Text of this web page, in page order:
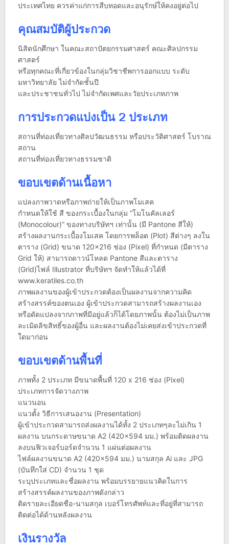
ประเทศไทย ควรค่าแก่การสืบทอดและอนุรักษ์ให้คงอยู่ต่อไป
คุณสมบัติผู้ประกวด
นิสิตนักศึกษา ในคณะสถาปัตยกรรมศาสตร์ คณะศิลปกรรม
ศาสตร์
หรือทุกคณะที่เกี่ยวข้องในกลุ่มวิชาชีพการออกแบบ ระดับ
มหาวิทยาลัย ไม่จำกัดชั้นปี
และประชาชนทั่วไป ไม่จำกัดเพศและวัยประเภทภาพ
การประกวดแบ่งเป็น 2 ประเภท
สถานที่ท่องเที่ยวทางศิลปวัฒนธรรม หรือประวัติศาสตร์ โบราณ
สถาน
สถานที่ท่องเที่ยวทางธรรมชาติ
ขอบเขตด้านเนื้อหา
แปลงภาพวาดหรือภาพถ่ายให้เป็นภาพโมเสค
กำหนดให้ใช้ สี ของกระเบื้องในกลุ่ม “โมโนคัลเลอร์
(Monocolour)” ของทางบริษัทฯ เท่านั้น (มี Pantone สีให้)
สร้างผลงานกระเบื้องโมเสค โดยการพล็อต (Plot) สีต่างๆ ลงใน
ตาราง (Grid) ขนาด 120×216 ช่อง (Pixel) ที่กำหนด (มีตาราง
Grid ให้) สามารถดาวน์โหลด Pantone สีและตาราง
(Grid)ไฟล์ Illustrator ที่บริษัทฯ จัดทำให้แล้วได้ที่
www.keratiles.co.th
ภาพผลงานของผู้เข้าประกวดต้องเป็นผลงานจากความคิด
สร้างสรรค์ของตนเอง ผู้เข้าประกวดสามารถสร้างผลงานเอง
หรือดัดแปลงจากภาพที่มีอยู่แล้วก็ได้โดยภาพนั้น ต้องไม่เป็นภาพ
ละเมิดลิขสิทธิ์ของผู้อื่น และผลงานต้องไม่เคยส่งเข้าประกวดที่
ใดมาก่อน
ขอบเขตด้านพื้นที่
ภาพทั้ง 2 ประเภท มีขนาดพื้นที่ 120 x 216 ช่อง (Pixel)
ประเภทการจัดวางภาพ
แนวนอน
แนวตั้ง วิธีการเสนองาน (Presentation)
ผู้เข้าประกวดสามารถส่งผลงานได้ทั้ง 2 ประเภทๆละไม่เกิน 1
ผลงาน บนกระดาษขนาด A2 (420×594 มม.) พร้อมติดผลงาน
ลงบนฟิวเจอร์บอร์ดจำนวน 1 แผ่นต่อผลงาน
ไฟล์ผลงานขนาด A2 (420×594 มม.) นามสกุล Ai และ JPG
(บันทึกใส่ CD) จำนวน 1 ชุด
ระบุประเภทและชื่อผลงาน พร้อมบรรยายแนวคิดในการ
สร้างสรรค์ผลงานของภาพดังกล่าว
ติดรายละเอียดชื่อ-นามสกุล เบอร์โทรศัพท์และที่อยู่ที่สามารถ
ติดต่อได้ด้านหลังผลงาน
เงินรางวัล